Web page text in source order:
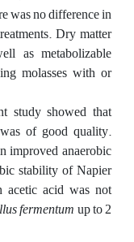
was no difference in
Dry matter
as metabolizable
molasses with or
study showed that
of good quality.
improved anaerobic
stability of Napier
acetic acid was not
fermentumup to 2